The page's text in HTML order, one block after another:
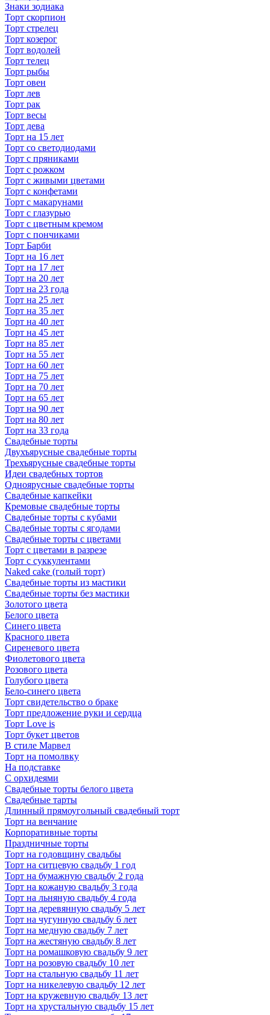
Знаки зодиака
Торт скорпион
Торт стрелец
Торт козерог
Торт водолей
Торт телец
Торт рыбы
Торт овен
Торт лев
Торт рак
Торт весы
Торт дева
Торт на 15 лет
Торт со светодиодами
Торт с пряниками
Торт с рожком
Торт с живыми цветами
Торт с конфетами
Торт с макарунами
Торт с глазурью
Торт с цветным кремом
Торт с пончиками
Торт Барби
Торт на 16 лет
Торт на 17 лет
Торт на 20 лет
Торт на 23 года
Торт на 25 лет
Торт на 35 лет
Торт на 40 лет
Торт на 45 лет
Торт на 85 лет
Торт на 55 лет
Торт на 60 лет
Торт на 75 лет
Торт на 70 лет
Торт на 65 лет
Торт на 90 лет
Торт на 80 лет
Торт на 33 года
Свадебные торты
Двухъярусные свадебные торты
Трехъярусные свадебные торты
Идеи свадебных тортов
Одноярусные свадебные торты
Свадебные капкейки
Кремовые свадебные торты
Свадебные торты с кубами
Свадебные торты с ягодами
Свадебные торты с цветами
Торт с цветами в разрезе
Торт с суккулентами
Naked cake (голый торт)
Свадебные торты из мастики
Свадебные торты без мастики
Золотого цвета
Белого цвета
Синего цвета
Красного цвета
Сиреневого цвета
Фиолетового цвета
Розового цвета
Голубого цвета
Бело-синего цвета
Торт свидетельство о браке
Торт предложение руки и сердца
Торт Love is
Торт букет цветов
В стиле Марвел
Торт на помолвку
На подставке
С орхидеями
Свадебные торты белого цвета
Свадебные тарты
Длинный прямоугольный свадебный торт
Торт на венчание
Корпоративные торты
Праздничные торты
Торт на годовщину свадьбы
Торт на ситцевую свадьбу 1 год
Торт на бумажную свадьбу 2 года
Торт на кожаную свадьбу 3 года
Торт на льняную свадьбу 4 года
Торт на деревянную свадьбу 5 лет
Торт на чугунную свадьбу 6 лет
Торт на медную свадьбу 7 лет
Торт на жестяную свадьбу 8 лет
Торт на ромашковую свадьбу 9 лет
Торт на розовую свадьбу 10 лет
Торт на стальную свадьбу 11 лет
Торт на никелевую свадьбу 12 лет
Торт на кружевную свадьбу 13 лет
Торт на хрустальную свадьбу 15 лет